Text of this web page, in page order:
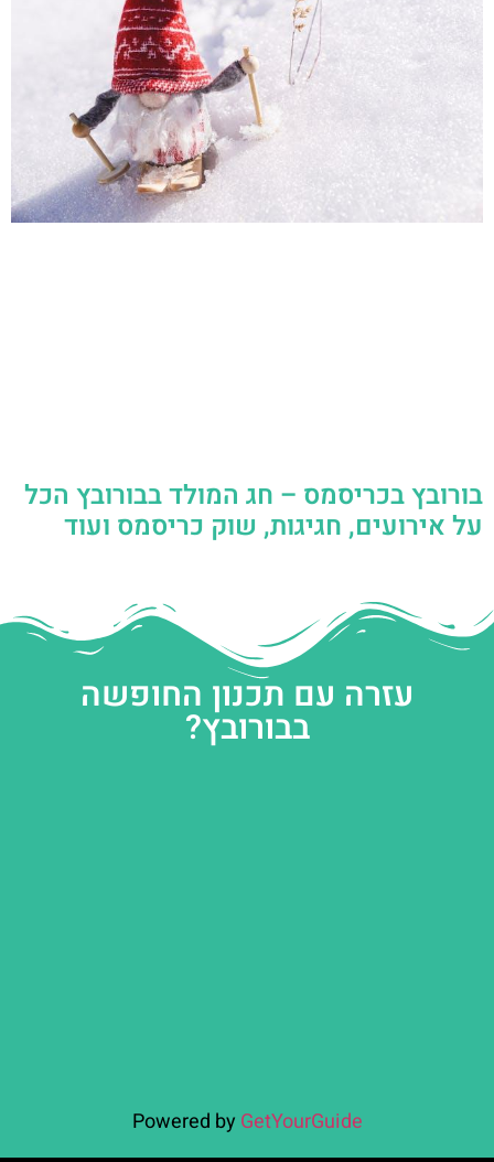
בורובץ בכריסמס – חג המולד בבורובץ הכל
על אירועים, חגיגות, שוק כריסמס ועוד
עזרה עם תכנון החופשה
בבורובץ?
Powered by GetYourGuide